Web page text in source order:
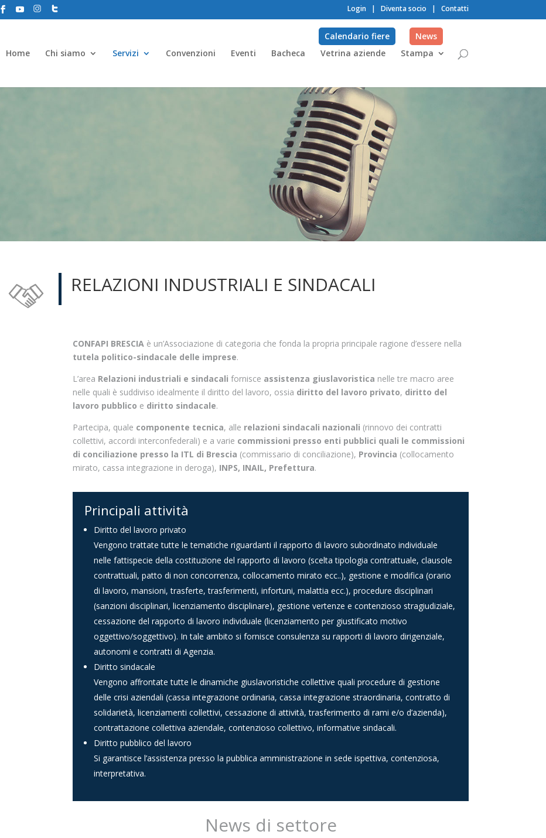
Login | Diventa socio | Contatti
Home Chi siamo Servizi Convenzioni Eventi Bacheca Vetrina aziende Stampa
Calendario fiere News
RELAZIONI INDUSTRIALI E SINDACALI
CONFAPI BRESCIA è un’Associazione di categoria che fonda la propria principale ragione d’essere nella
tutela politico-sindacale delle imprese.
L’area Relazioni industriali e sindacali fornisce assistenza giuslavoristica nelle tre macro aree
nelle quali è suddiviso idealmente il diritto del lavoro, ossia diritto del lavoro privato, diritto del
lavoro pubblico e diritto sindacale.
Partecipa, quale componente tecnica, alle relazioni sindacali nazionali (rinnovo dei contratti
collettivi, accordi interconfederali) e a varie commissioni presso enti pubblici quali le commissioni
di conciliazione presso la ITL di Brescia (commissario di conciliazione), Provincia (collocamento
mirato, cassa integrazione in deroga), INPS, INAIL, Prefettura.
Principali attività
Diritto del lavoro privato
Vengono trattate tutte le tematiche riguardanti il rapporto di lavoro subordinato individuale
nelle fattispecie della costituzione del rapporto di lavoro (scelta tipologia contrattuale, clausole
contrattuali, patto di non concorrenza, collocamento mirato ecc..), gestione e modifica (orario
di lavoro, mansioni, trasferte, trasferimenti, infortuni, malattia ecc.), procedure disciplinari
(sanzioni disciplinari, licenziamento disciplinare), gestione vertenze e contenzioso stragiudiziale,
cessazione del rapporto di lavoro individuale (licenziamento per giustificato motivo
oggettivo/soggettivo). In tale ambito si fornisce consulenza su rapporti di lavoro dirigenziale,
autonomi e contratti di Agenzia.
Diritto sindacale
Vengono affrontate tutte le dinamiche giuslavoristiche collettive quali procedure di gestione
delle crisi aziendali (cassa integrazione ordinaria, cassa integrazione straordinaria, contratto di
solidarietà, licenziamenti collettivi, cessazione di attività, trasferimento di rami e/o d’azienda),
contrattazione collettiva aziendale, contenzioso collettivo, informative sindacali.
Diritto pubblico del lavoro
Si garantisce l’assistenza presso la pubblica amministrazione in sede ispettiva, contenziosa,
interpretativa.
News di settore